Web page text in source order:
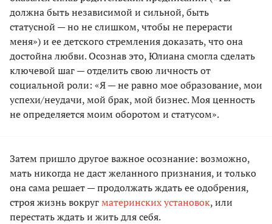
должна быть независимой и сильной, быть
статусной — но не слишком, чтобы не перерасти
меня») и ее детского стремления доказать, что она
достойна любви. Осознав это, Юлиана смогла сделать
ключевой шаг — отделить свою личность от
социальной роли: «Я — не равно мое образование, мои
успехи/неудачи, мой брак, мой бизнес. Моя ценность
не определяется моим оборотом и статусом».
Затем пришло другое важное осознание: возможно,
мать никогда не даст желанного признания, и только
она сама решает — продолжать ждать ее одобрения,
строя жизнь вокругматеринских установок, или
перестать ждать и жить для себя.